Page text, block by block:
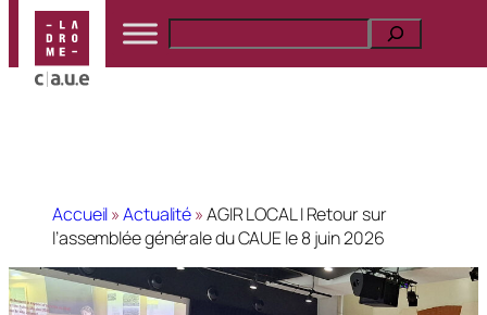
Accueil»Actualité»AGIR LOCAL I Retour sur
l’assemblée générale du CAUE le 8 juin 2026